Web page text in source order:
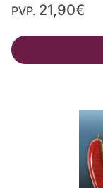
PVP. 21,90€